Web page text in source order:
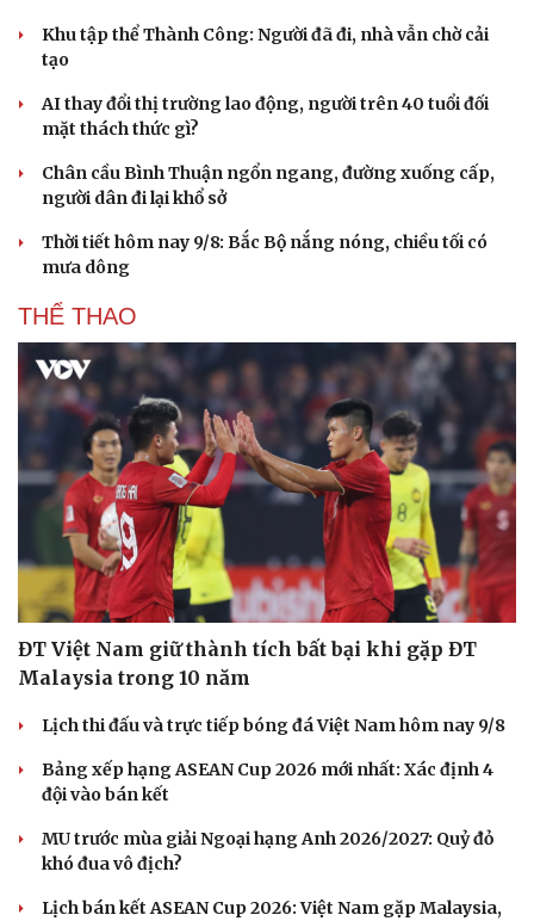
Nam khoa
Làm đẹp - giảm cân
Ăn sạch sống khỏe
Khu tập thể Thành Công: Người đã đi, nhà vẫn chờ cải
tạo
AI thay đổi thị trường lao động, người trên 40 tuổi đối
mặt thách thức gì?
Chân cầu Bình Thuận ngổn ngang, đường xuống cấp,
người dân đi lại khổ sở
Thời tiết hôm nay 9/8: Bắc Bộ nắng nóng, chiều tối có
mưa dông
THỂ THAO
ĐT Việt Nam giữ thành tích bất bại khi gặp ĐT
Malaysia trong 10 năm
Lịch thi đấu và trực tiếp bóng đá Việt Nam hôm nay 9/8
Bảng xếp hạng ASEAN Cup 2026 mới nhất: Xác định 4
đội vào bán kết
MU trước mùa giải Ngoại hạng Anh 2026/2027: Quỷ đỏ
khó đua vô địch?
Lịch bán kết ASEAN Cup 2026: Việt Nam gặp Malaysia,